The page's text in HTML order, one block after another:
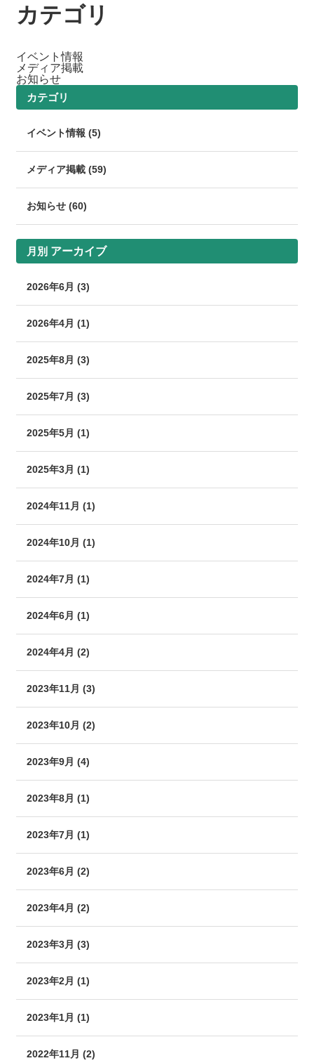
カテゴリ
イベント情報
メディア掲載
お知らせ
カテゴリ
イベント情報 (5)
メディア掲載 (59)
お知らせ (60)
月別 アーカイブ
2026年6月 (3)
2026年4月 (1)
2025年8月 (3)
2025年7月 (3)
2025年5月 (1)
2025年3月 (1)
2024年11月 (1)
2024年10月 (1)
2024年7月 (1)
2024年6月 (1)
2024年4月 (2)
2023年11月 (3)
2023年10月 (2)
2023年9月 (4)
2023年8月 (1)
2023年7月 (1)
2023年6月 (2)
2023年4月 (2)
2023年3月 (3)
2023年2月 (1)
2023年1月 (1)
2022年11月 (2)